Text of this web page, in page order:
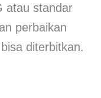
atau standar
perbaikan
diterbitkan.